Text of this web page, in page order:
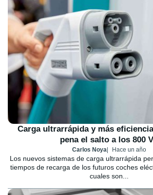
Carga ultrarrápida y más
pena el salto a los 800
Carlos Noya Hace un año
Los nuevos sistemas de carga ultrarrápida
tiempos de recarga de los futuros coches
cuales son...